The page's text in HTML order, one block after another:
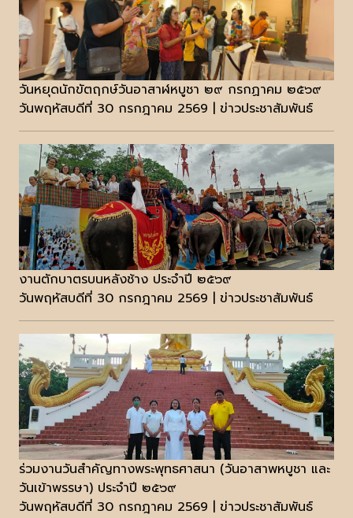
วันหยุดนักขัตฤกษ์วันอาสาฬหบูชา ๒๙ กรกฏาคม ๒๕๖๙
วันพฤหัสบดีที่ 30 กรกฎาคม 2569 | ข่าวประชาสัมพันธ์
งานตักบาตรบนหลังช้าง ประจำปี ๒๕๖๙
วันพฤหัสบดีที่ 30 กรกฎาคม 2569 | ข่าวประชาสัมพันธ์
ร่วมงานวันสำคัญทางพระพุทธศาสนา (วันอาสาพหบูชา และ
วันเข้าพรรษา) ประจำปี ๒๕๖๙
วันพฤหัสบดีที่ 30 กรกฎาคม 2569 | ข่าวประชาสัมพันธ์